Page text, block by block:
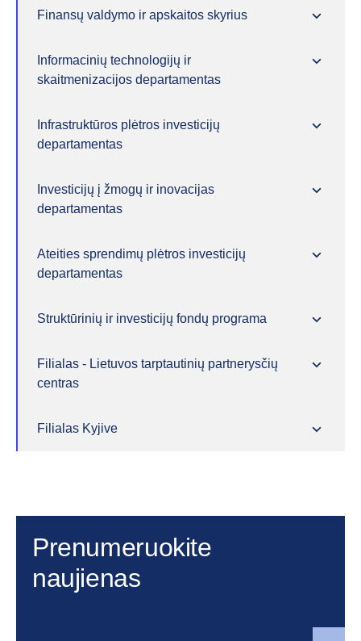
Finansų valdymo ir apskaitos skyrius
Informacinių technologijų ir
skaitmenizacijos departamentas
Infrastruktūros plėtros investicijų
departamentas
Investicijų į žmogų ir inovacijas
departamentas
Ateities sprendimų plėtros investicijų
departamentas
Struktūrinių ir investicijų fondų programa
Filialas - Lietuvos tarptautinių partnerysčių
centras
Filialas Kyjive
Prenumeruokite
naujienas